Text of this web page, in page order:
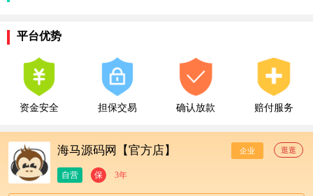
平台优势
资金安全 担保交易 确认放款 赔付服务
海马源码网【官方店】 企业 逛逛
自营 保 3年